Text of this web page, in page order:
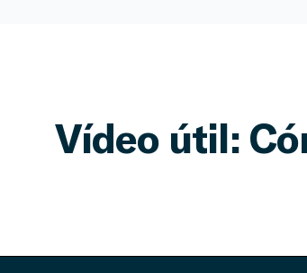
Vídeo útil: